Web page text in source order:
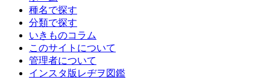
種名で探す
分類で探す
いきものコラム
このサイトについて
管理者について
インスタ版レヂヲ図鑑